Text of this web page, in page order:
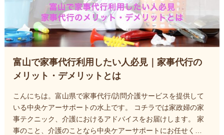
富山で家事代行利用したい人必見｜家事代行の
メリット・デメリットとは
こんにちは。富山県で家事代行/訪問介護サービスを提供して
いる中央ケアーサポートの水上です。 コチラでは家政婦の家
事テクニック、介護におけるアドバイスをお届けします。 家
事のこと、介護のことなら中央ケアーサポートにお任せく…